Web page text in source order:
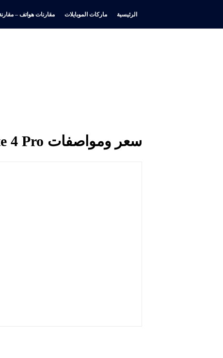
الرئيسية ماركات الموبايلات مقارنات هواتف –
سعر ومواصفات Infinix Note 4 Pro